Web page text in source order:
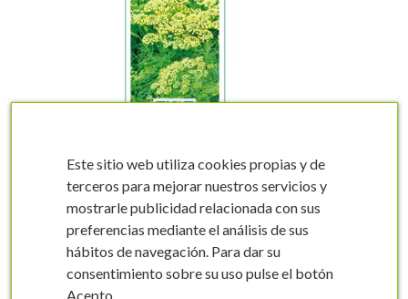
Etichette di Anethum
graveolens (dill) *
Anethum graveolens (dill)
Este sitio web utiliza cookies propias y de
terceros para mejorar nuestros servicios y
mostrarle publicidad relacionada con sus
preferencias mediante el análisis de sus
hábitos de navegación. Para dar su
consentimiento sobre su uso pulse el botón
Acepto.